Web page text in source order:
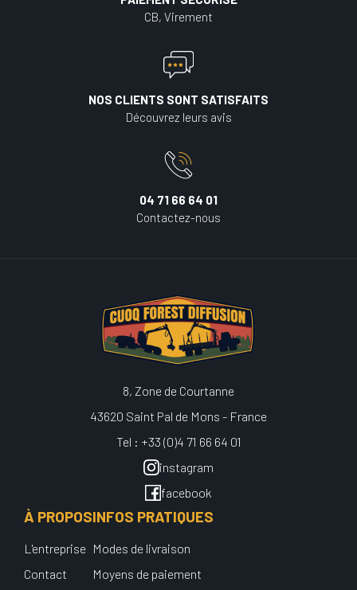
CB, Virement
NOS CLIENTS SONT SATISFAITS
Découvrez leurs avis
04 71 66 64 01
Contactez-nous
8, Zone de Courtanne
43620 Saint Pal de Mons - France
Tel : +33 (0)4 71 66 64 01
instagram
facebook
À PROPOS
L'entreprise
Contact
INFOS PRATIQUES
Modes de livraison
Moyens de paiement